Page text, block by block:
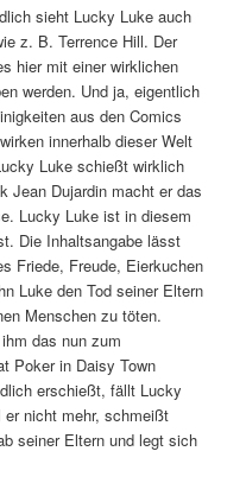
sieht Lucky Luke auch
z. B. Terrence Hill. Der
hier mit einer wirklichen
werden. Und ja, eigentlich
aus den Comics
innerhalb dieser Welt
Luke schießt wirklich
Jean Dujardin macht er das
Lucky Luke ist in diesem
Die Inhaltsangabe lässt
Friede, Freude, Eierkuchen
Luke den Tod seiner Eltern
Menschen zu töten.
das nun zum
Poker in Daisy Town
erschießt, fällt Lucky
nicht mehr, schmeißt
seiner Eltern und legt sich